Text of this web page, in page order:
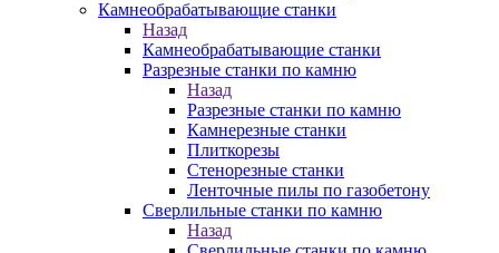
Камнеобрабатывающие станки
Назад
Камнеобрабатывающие станки
Разрезные станки по камню
Назад
Разрезные станки по камню
Камнерезные станки
Плиткорезы
Стенорезные станки
Ленточные пилы по газобетону
Сверлильные станки по камню
Назад